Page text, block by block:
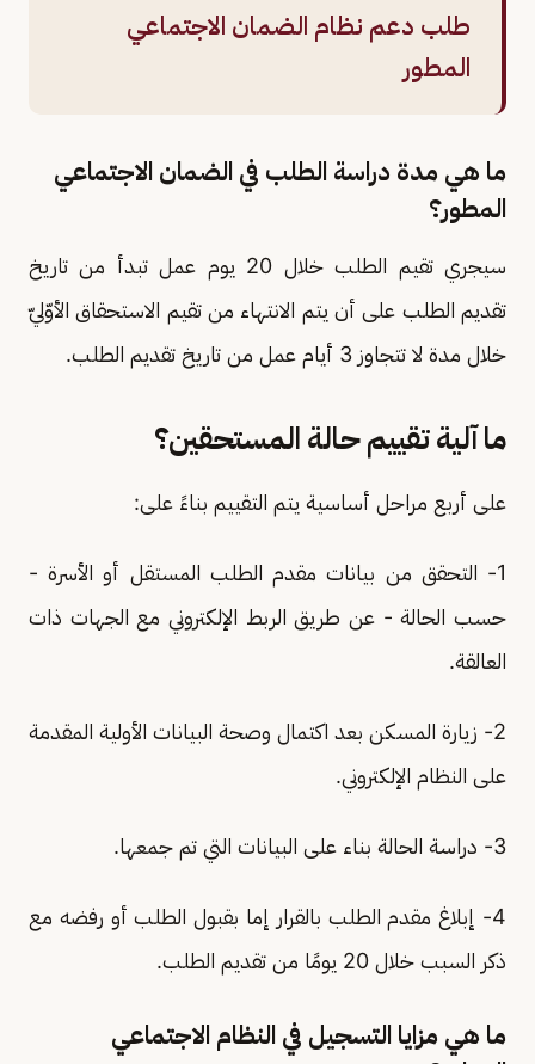
طلب دعم نظام الضمان الاجتماعي
المطور
ما هي مدة دراسة الطلب في الضمان الاجتماعي
المطور؟
سيجري تقيم الطلب خلال 20 يوم عمل تبدأ من تاريخ
تقديم الطلب على أن يتم الانتهاء من تقيم الاستحقاق الأوّليّ
خلال مدة لا تتجاوز 3 أيام عمل من تاريخ تقديم الطلب.
ما آلية تقييم حالة المستحقين؟
على أربع مراحل أساسية يتم التقييم بناءً على:
1- التحقق من بيانات مقدم الطلب المستقل أو الأسرة -
حسب الحالة - عن طريق الربط الإلكتروني مع الجهات ذات
العالقة.
2- زيارة المسكن بعد اكتمال وصحة البيانات الأولية المقدمة
على النظام الإلكتروني.
3- دراسة الحالة بناء على البيانات التي تم جمعها.
4- إبلاغ مقدم الطلب بالقرار إما بقبول الطلب أو رفضه مع
ذكر السبب خلال 20 يومًا من تقديم الطلب.
ما هي مزايا التسجيل في النظام الاجتماعي